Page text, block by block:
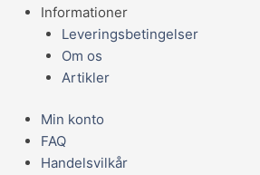
Informationer
Leveringsbetingelser
Om os
Artikler
Min konto
FAQ
Handelsvilkår